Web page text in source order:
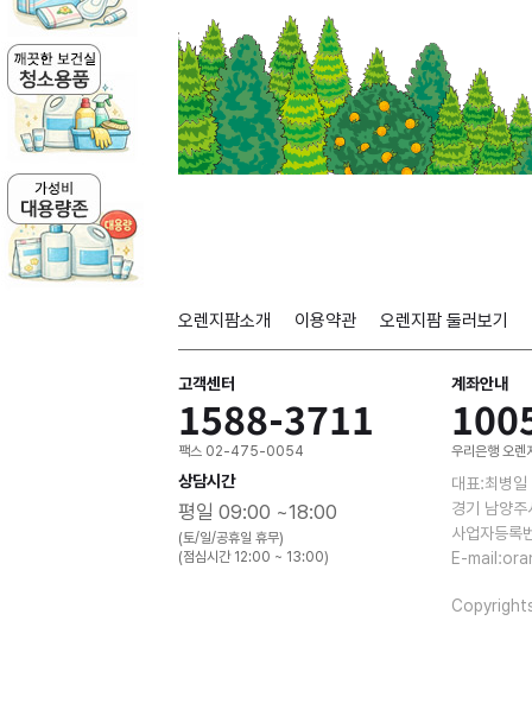
오렌지팜소개 이용약관 오렌지팜 둘러보기
고객센터
1588-3711
팩스 02-475-0054
상담시간
평일 09:00 ~18:00
(토/일/공휴일 휴무)
(점심시간 12:00 ~ 13:00)
계좌안내
우리은행 오렌
대표:최병
경기 남양
사업자등
E-